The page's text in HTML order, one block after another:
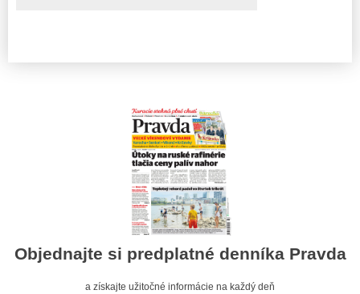
Objednajte si predplatné denníka Pravda
a získajte užitočné informácie na každý deň